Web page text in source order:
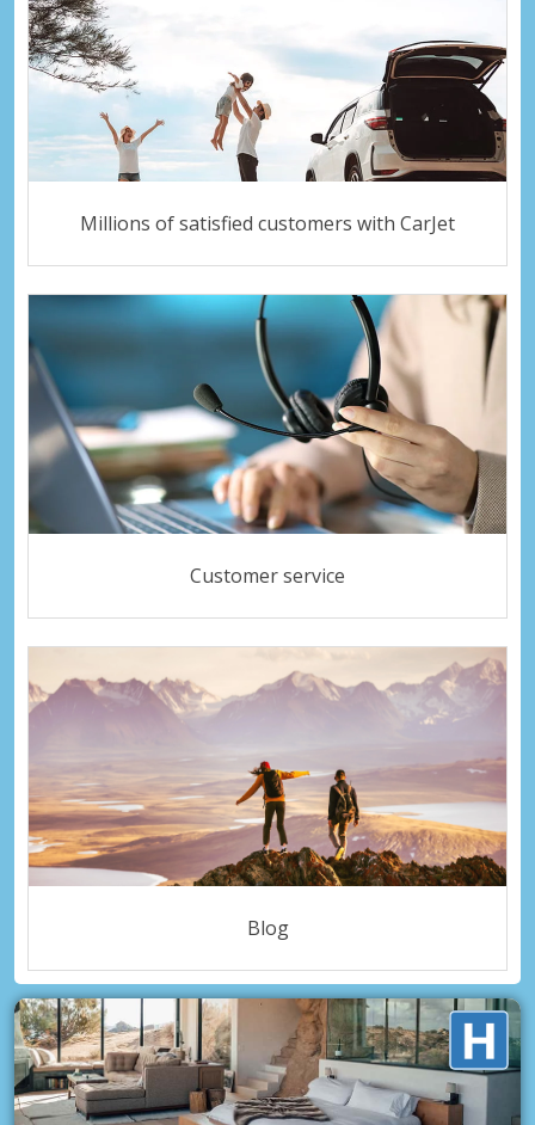
Millions of satisfied customers with CarJet
Customer service
Blog